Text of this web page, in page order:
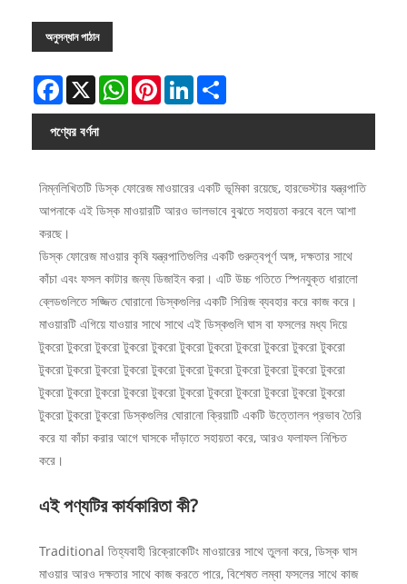
অনুসন্ধান পাঠান
Facebook
X WhatsAppPinterestLinkedIn
পণ্যের বর্ণনা
নিম্নলিখিতটি ডিস্ক ফোরেজ মাওয়ারের একটি ভূমিকা রয়েছে, হারভেস্টার যন্ত্রপাতি
আপনাকে এই ডিস্ক মাওয়ারটি আরও ভালভাবে বুঝতে সহায়তা করবে বলে আশা
করছে।
ডিস্ক ফোরেজ মাওয়ার কৃষি যন্ত্রপাতিগুলির একটি গুরুত্বপূর্ণ অঙ্গ, দক্ষতার সাথে
কাঁচা এবং ফসল কাটার জন্য ডিজাইন করা। এটি উচ্চ গতিতে স্পিনযুক্ত ধারালো
ব্লেডগুলিতে সজ্জিত ঘোরানো ডিস্কগুলির একটি সিরিজ ব্যবহার করে কাজ করে।
মাওয়ারটি এগিয়ে যাওয়ার সাথে সাথে এই ডিস্কগুলি ঘাস বা ফসলের মধ্য দিয়ে
টুকরো টুকরো টুকরো টুকরো টুকরো টুকরো টুকরো টুকরো টুকরো টুকরো টুকরো
টুকরো টুকরো টুকরো টুকরো টুকরো টুকরো টুকরো টুকরো টুকরো টুকরো টুকরো
টুকরো টুকরো টুকরো টুকরো টুকরো টুকরো টুকরো টুকরো টুকরো টুকরো টুকরো
টুকরো টুকরো টুকরো ডিস্কগুলির ঘোরানো ক্রিয়াটি একটি উত্তোলন প্রভাব তৈরি
করে যা কাঁচা করার আগে ঘাসকে দাঁড়াতে সহায়তা করে, আরও ফলাফল নিশ্চিত
করে।
এই পণ্যটির কার্যকারিতা কী?
Traditional তিহ্যবাহী রিক্রোকেটিং মাওয়ারের সাথে তুলনা করে, ডিস্ক ঘাস
মাওয়ার আরও দক্ষতার সাথে কাজ করতে পারে, বিশেষত লম্বা ফসলের সাথে কাজ